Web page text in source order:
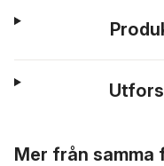
Mer från